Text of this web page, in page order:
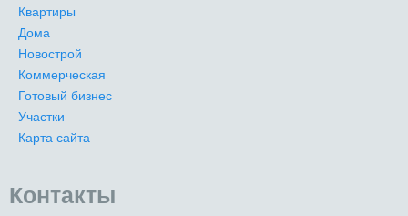
Квартиры
Дома
Новострой
Коммерческая
Готовый бизнес
Участки
Карта сайта
Контакты